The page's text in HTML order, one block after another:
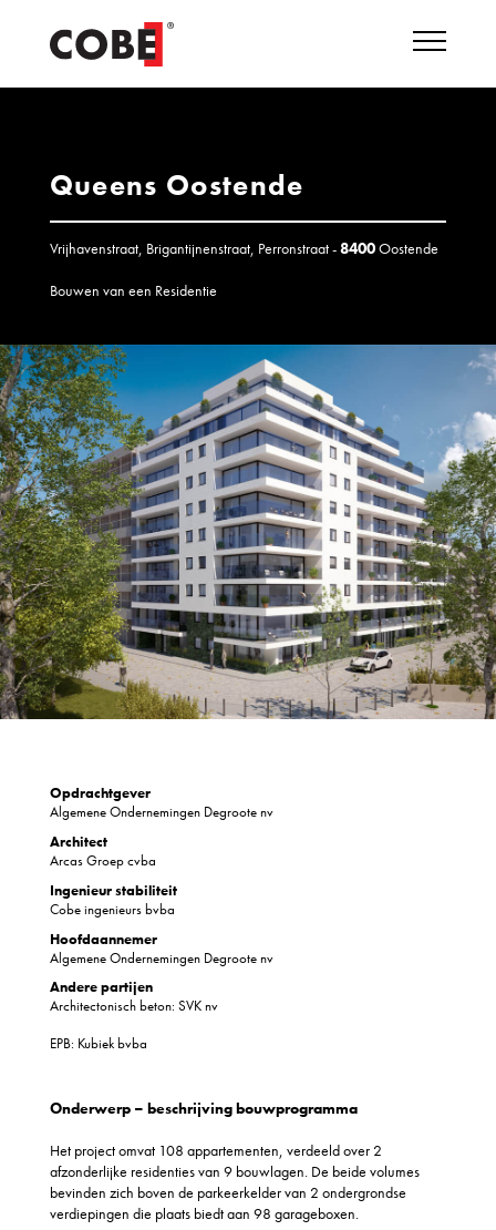
Queens Oostende
Vrijhavenstraat, Brigantijnenstraat, Perronstraat -8400Oostende
Bouwen van een Residentie
Opdrachtgever
Algemene Ondernemingen Degroote nv
Architect
Arcas Groep cvba
Ingenieur stabiliteit
Cobe ingenieurs bvba
Hoofdaannemer
Algemene Ondernemingen Degroote nv
Andere partijen
Architectonisch beton: SVK nv
EPB: Kubiek bvba
Onderwerp – beschrijving bouwprogramma
Het project omvat 108 appartementen, verdeeld over 2
afzonderlijke residenties van 9 bouwlagen. De beide volumes
bevinden zich boven de parkeerkelder van 2 ondergrondse
verdiepingen die plaats biedt aan 98 garageboxen.